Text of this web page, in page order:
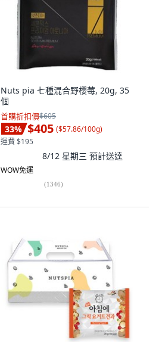
Nuts pia 七種混合野櫻莓, 20g, 35
個
首購折扣價$605
33% $405 ($57.86/100g)
運費 $195
8/12 星期三 預計送達
WOW免運
(1346)